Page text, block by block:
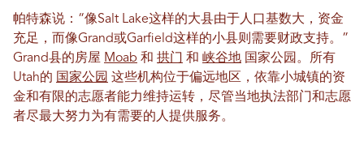
帕特森说：“像Salt Lake这样的大县由于人口基数大，资金
充足，而像Grand或Garfield这样的小县则需要财政支持。”
Grand县的房屋 Moab 和 拱门 和 峡谷地 国家公园。所有
Utah的 国家公园 这些机构位于偏远地区，依靠小城镇的资
金和有限的志愿者能力维持运转，尽管当地执法部门和志愿
者尽最大努力为有需要的人提供服务。